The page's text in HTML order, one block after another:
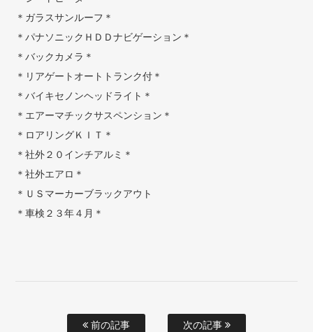
＊ガラスサンルーフ＊
＊パナソニックＨＤＤナビゲーション＊
＊バックカメラ＊
＊リアゲートオートトランク付＊
＊バイキセノンヘッドライト＊
＊エアーマチックサスペンション＊
＊ロアリングＫＩＴ＊
＊社外２０インチアルミ＊
＊社外エアロ＊
＊ＵＳマーカーブラックアウト
＊車検２３年４月＊
前の記事 次の記事